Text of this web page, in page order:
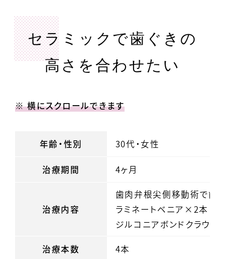
セラミックで歯ぐきの
高さを合わせたい
※ 横にスクロールできます
年齢・性別 30代・女性
治療期間 4ヶ月
治療内容
歯肉弁根尖側移動術で歯
ラミネートベニア×2本
ジルコニアボンドクラウ
治療本数 4本